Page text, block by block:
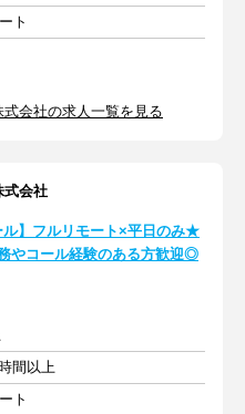
ト
会社の求人一覧を見る
式会社
ル】フルリモート×平日のみ★
やコール経験のある方歓迎◎
間以上
ト